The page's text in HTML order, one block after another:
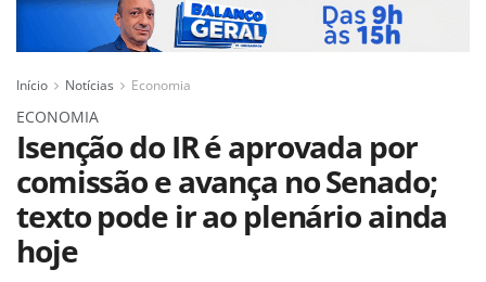
Início Notícias Economia
ECONOMIA
Isenção do IR é aprovada por
comissão e avança no Senado;
texto pode ir ao plenário ainda
hoje